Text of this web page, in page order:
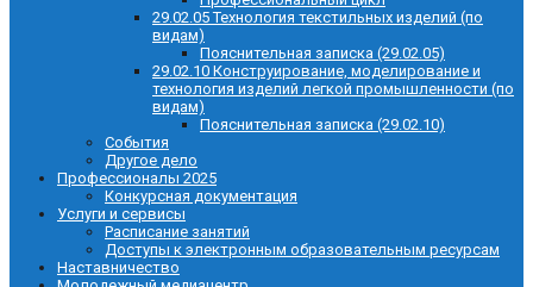
29.02.05 Технология текстильных изделий (по
видам)
Пояснительная записка (29.02.05)
29.02.10 Конструирование, моделирование и
технология изделий легкой промышленности (по
видам)
Пояснительная записка (29.02.10)
События
Другое дело
Профессионалы 2025
Конкурсная документация
Услуги и сервисы
Расписание занятий
Доступы к электронным образовательным ресурсам
Наставничество